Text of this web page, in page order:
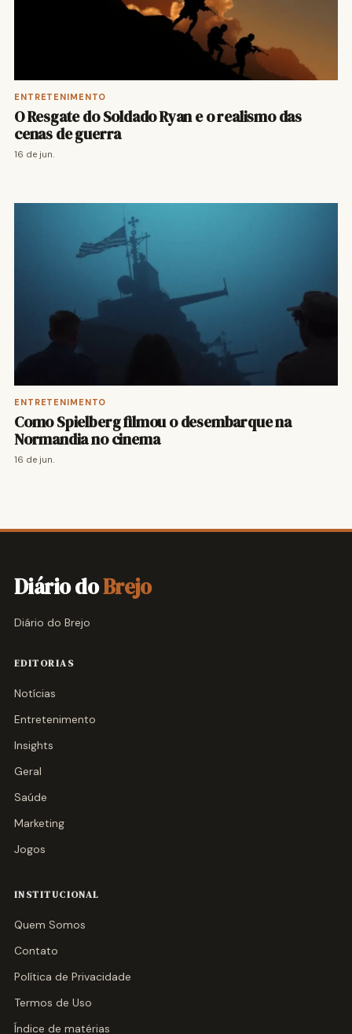
ENTRETENIMENTO
O Resgate do Soldado Ryan e o realismo das
cenas de guerra
16 de jun.
ENTRETENIMENTO
Como Spielberg filmou o desembarque na
Normandia no cinema
16 de jun.
Diário doBrejo
Diário do Brejo
EDITORIAS
Notícias
Entretenimento
Insights
Geral
Saúde
Marketing
Jogos
INSTITUCIONAL
Quem Somos
Contato
Política de Privacidade
Termos de Uso
Índice de matérias